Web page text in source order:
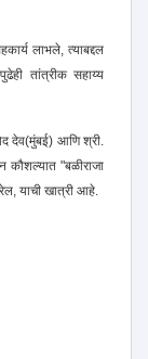
लाभले, त्याबद्दल
तांत्रीक सहाय्य
देव(मुंबई) आणि श्री.
कौशल्यात "बळीराजा
याची खात्री आहे.